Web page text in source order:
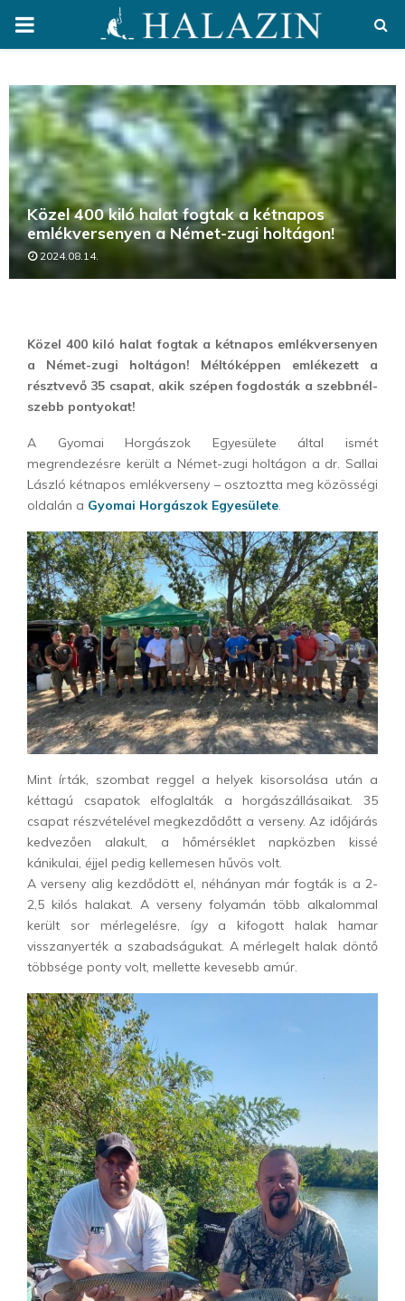
PRIMARY
Közel 400 kiló halat fogtak a kétnapos
emlékversenyen a Német-zugi holtágon!
2024.08.14.
Közel 400 kiló halat fogtak a kétnapos emlékversenyen
a Német-zugi holtágon! Méltóképpen emlékezett a
résztvevő 35 csapat, akik szépen fogdosták a szebbnél-
szebb pontyokat!
A Gyomai Horgászok Egyesülete által ismét
megrendezésre került a Német-zugi holtágon a dr. Sallai
László kétnapos emlékverseny – osztoztta meg közösségi
oldalán a Gyomai Horgászok Egyesülete.
Mint írták, szombat reggel a helyek kisorsolása után a
kéttagú csapatok elfoglalták a horgászállásaikat. 35
csapat részvételével megkezdődőtt a verseny. Az időjárás
kedvezően alakult, a hőmérséklet napközben kissé
kánikulai, éjjel pedig kellemesen hűvös volt.
A verseny alig kezdődött el, néhányan már fogták is a 2-
2,5 kilós halakat. A verseny folyamán több alkalommal
került sor mérlegelésre, így a kifogott halak hamar
visszanyerték a szabadságukat. A mérlegelt halak döntő
többsége ponty volt, mellette kevesebb amúr.